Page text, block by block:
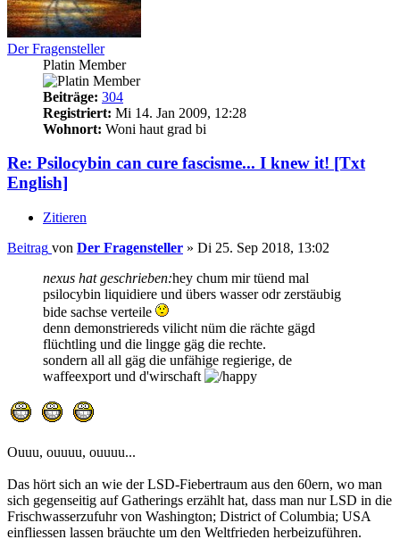
Der Fragensteller
Platin Member
Beiträge: 304
Registriert: Mi 14. Jan 2009, 12:28
Wohnort: Woni haut grad bi
Re: Psilocybin can cure fascisme... I knew it! [Txt
English]
Zitieren
Beitrag von Der Fragensteller » Di 25. Sep 2018, 13:02
nexus hat geschrieben:hey chum mir tüend mal
psilocybin liquidiere und übers wasser odr zerstäubig
bide sachse verteile
denn demonstriereds vilicht nüm die rächte gägd
flüchtling und die lingge gäg die rechte.
sondern all all gäg die unfähige regierige, de
waffeexport und d'wirschaft
Ouuu, ouuuu, ouuuu...
Das hört sich an wie der LSD-Fiebertraum aus den 60ern, wo man
sich gegenseitig auf Gatherings erzählt hat, dass man nur LSD in die
Frischwasserzufuhr von Washington; District of Columbia; USA
einfliessen lassen bräuchte um den Weltfrieden herbeizuführen.